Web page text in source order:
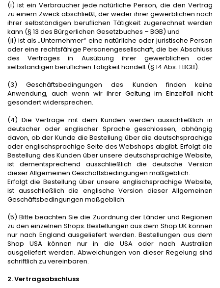
(i) ist ein Verbraucher jede natürliche Person, die den Vertrag
zu einem Zweck abschließt, der weder ihrer gewerblichen noch
ihrer selbständigen beruflichen Tätigkeit zugerechnet werden
kann (§ 13 des Bürgerlichen Gesetzbuches – BGB) und
(ii) ist als „Unternehmer“ eine natürliche oder juristische Person
oder eine rechtsfähige Personengesellschaft, die bei Abschluss
des Vertrages in Ausübung ihrer gewerblichen oder
selbständigen beruflichen Tätigkeit handelt (§ 14 Abs. 1 BGB).
(3) Geschäftsbedingungen des Kunden finden keine
Anwendung, auch wenn wir ihrer Geltung im Einzelfall nicht
gesondert widersprechen.
(4) Die Verträge mit dem Kunden werden ausschließlich in
deutscher oder englischer Sprache geschlossen, abhängig
davon, ob der Kunde die Bestellung über die deutschsprachige
oder englischsprachige Seite des Webshops abgibt. Erfolgt die
Bestellung des Kunden über unsere deutschsprachige Website,
ist dementsprechend ausschließlich die deutsche Version
dieser Allgemeinen Geschäftsbedingungen maßgeblich.
Erfolgt die Bestellung über unsere englischsprachige Website,
ist ausschließlich die englische Version dieser Allgemeinen
Geschäftsbedingungen maßgeblich.
(5) Bitte beachten Sie die Zuordnung der Länder und Regionen
zu den einzelnen Shops. Bestellungen aus dem Shop UK können
nur nach England ausgeliefert werden. Bestellungen aus dem
Shop USA können nur in die USA oder nach Australien
ausgeliefert werden. Abweichungen von dieser Regelung sind
schriftlich zu vereinbaren.
2. Vertragsabschluss